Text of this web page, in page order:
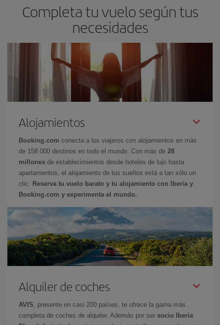
Completa tu vuelo según tus
necesidades
Alojamientos
Booking.com conecta a los viajeros con alojamientos en más
de 158.000 destinos en todo el mundo. Con más de 28
millones de establecimientos desde hoteles de lujo hasta
apartamentos, el alojamiento de tus sueños está a tan sólo un
clic.
Reserva tu vuelo barato y tu alojamiento con Iberia y
Booking.com y experimenta el mundo.
Alquiler de coches
AVIS , presente en casi 200 países, te ofrece la gama más
completa de coches de alquiler. Además por ser socio Iberia